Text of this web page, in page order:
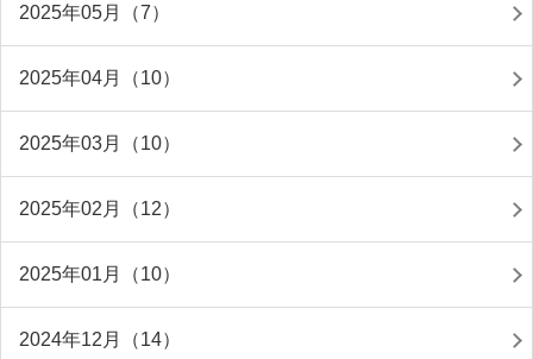
2025年05月（7）
2025年04月（10）
2025年03月（10）
2025年02月（12）
2025年01月（10）
2024年12月（14）